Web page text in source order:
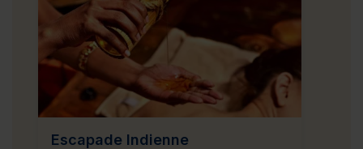
Escapade Indienne